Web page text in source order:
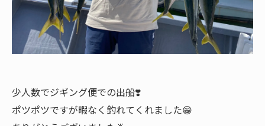
少人数でジギング便での出船❣️
ポツポツですが暇なく釣れてくれました😁